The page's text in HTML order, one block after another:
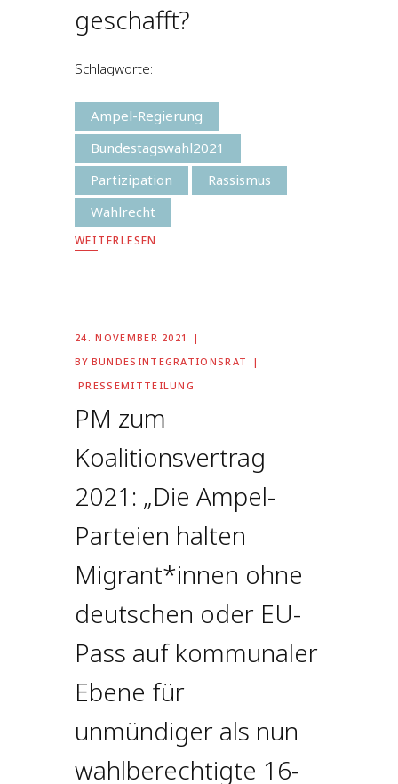
geschafft?
Schlagworte:
Ampel-Regierung
Bundestagswahl2021
Partizipation
Rassismus
Wahlrecht
WEITERLESEN
24. NOVEMBER 2021
BY BUNDESINTEGRATIONSRAT
PRESSEMITTEILUNG
PM zum
Koalitionsvertrag
2021: „Die Ampel-
Parteien halten
Migrant*innen ohne
deutschen oder EU-
Pass auf kommunaler
Ebene für
unmündiger als nun
wahlberechtigte 16-